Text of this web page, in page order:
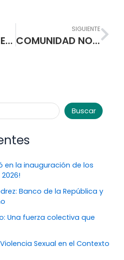
NUESTRA I.E.M. ESCUELA NORMAL SUPERIOR DE PASTO SE SOLIDARIZA CON FAMILIAS DAMNIFICADAS DE MOCOA (PUTUMAYO) Y CONVOCA A UNA REUNIÒN.
SIGUIENTE
COMUNIDAD NORMALISTA SOLIDARIA CON LAS FAMILIAS DAMNIFICADAS DE MOCOA (PUTUMAYO).
Buscar
en la inauguración de los
Banco de la República y
Una fuerza colectiva que
Sexual en el Contexto